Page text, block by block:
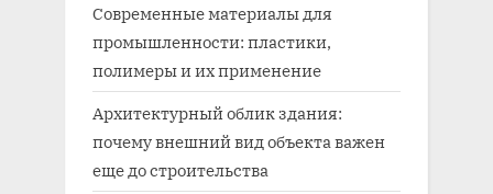
Современные материалы для
промышленности: пластики,
полимеры и их применение
Архитектурный облик здания:
почему внешний вид объекта важен
еще до строительства